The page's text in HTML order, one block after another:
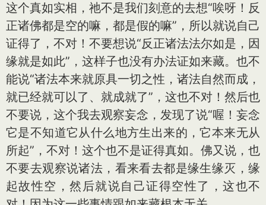
这个真如实相，祂不是我们刻意的去想“唉呀！反
正诸佛都是空的嘛，都是假的嘛”，所以就说自己
证得了，不对！不要想说“反正诸法法尔如是，因
缘就是如此”，这样子也没有办法证如来藏。也不
能说“诸法本来就原具一切之性，诸法自然而成，
就已经就可以了、就成就了”，这也不对！然后也
不要说，这个我去观察妄念，发现了说“喔！妄念
它是不知道它从什么地方生出来的，它本来无从
所起”，不对！这个也不是证得真如。佛又说，也
不要去观察说诸法，看来看去都是缘生缘灭，缘
起故性空，然后就说自己证得空性了，这也不